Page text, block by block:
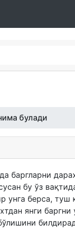
булади
баргларни
бу ўз
унга берса, туш
янги баргни